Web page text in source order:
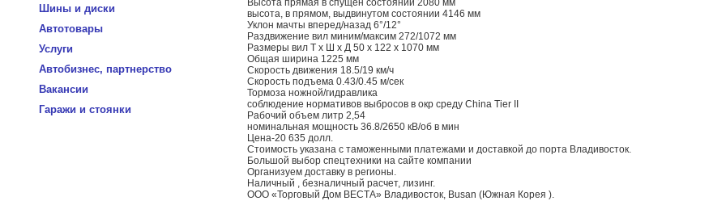
Шины и диски
Автотовары
Услуги
Автобизнес, партнерство
Вакансии
Гаражи и стоянки
Высота прямая в спущен состоянии 2080 мм
высота, в прямом, выдвинутом состоянии 4146 мм
Уклон мачты вперед/назад 6°/12°
Раздвижение вил миним/максим 272/1072 мм
Размеры вил Т х Ш х Д 50 х 122 х 1070 мм
Общая ширина 1225 мм
Скорость движения 18.5/19 км/ч
Скорость подъема 0.43/0.45 м/сек
Тормоза ножной/гидравлика
соблюдение нормативов выбросов в окр среду China Tier II
Рабочий объем литр 2,54
номинальная мощность 36.8/2650 кВ/об в мин
Цена-20 635 долл.
Стоимость указана с таможенными платежами и доставкой до порта Владивосток.
Большой выбор спецтехники на сайте компании
Организуем доставку в регионы.
Наличный , безналичный расчет, лизинг.
ООО «Торговый Дом ВЕСТА» Владивосток, Busan (Южная Корея ).